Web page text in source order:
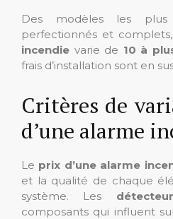
Des modèles les
perfectionnés et
incendie varie de 10 à
frais d’installation sont en
Critères de
d’une alarme
Le prix d’une alarme
et la qualité de chaque
système. Les
composants qui influent